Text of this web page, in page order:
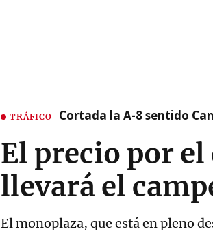
TRÁFICO Cortada la A-8 sentido
El precio por el
llevará el
El monoplaza, que está en pleno